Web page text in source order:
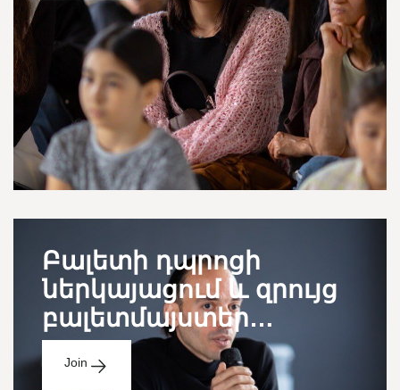
Բալետի դպրոցի
ներկայացում և զրույց
բալետմայստեր
Ռուդոլֆ Խառատյանի
հետ
Join